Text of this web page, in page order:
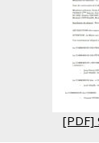
[PDF]